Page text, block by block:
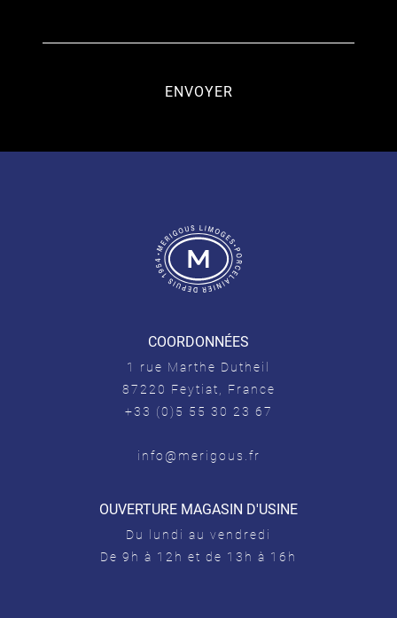
COORDONNÉES
1 rue Marthe Dutheil
87220 Feytiat, France
+33 (0)5 55 30 23 67
info@merigous.fr
OUVERTURE MAGASIN D'USINE
Du lundi au vendredi
De 9h à 12h et de 13h à 16h